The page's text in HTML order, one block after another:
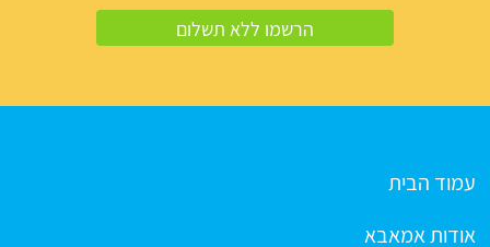
עמוד הבית
אודות אמאבא